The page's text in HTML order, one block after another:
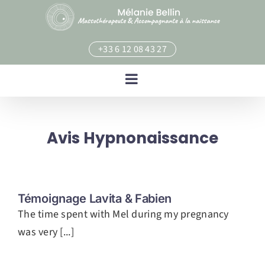
+33 6 12 08 43 27
Avis Hypnonaissance
Témoignage Lavita & Fabien
The time spent with Mel during my pregnancy
was very [...]